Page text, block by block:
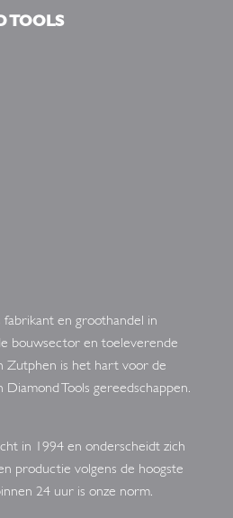
TOOLS
fabrikant en groothandel in
bouwsector en toeleverende
Zutphen is het hart voor de
Diamond Tools gereedschappen.
in 1994 en onderscheidt zich
productie volgens de hoogste
24 uur is onze norm.